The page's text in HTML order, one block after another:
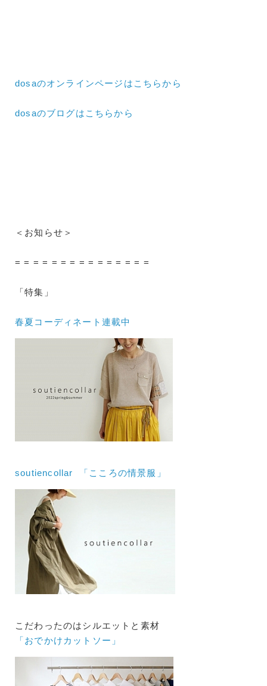
dosaのオンラインページはこちらから
dosaのブログはこちらから
＜お知らせ＞
= = = = = = = = = = = = = = =
「特集」
春夏コーディネート連載中
soutiencollar 「こころの情景服」
こだわったのはシルエットと素材
「おでかけカットソー」